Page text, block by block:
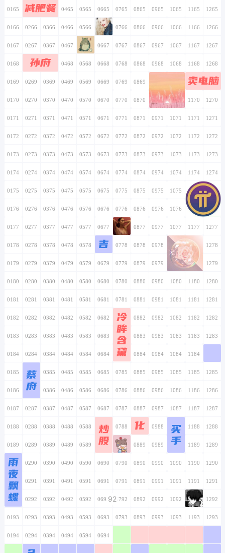
0165 0265
减肥餐
0365 0465 0565 0665 0765 0865 0965 1065 1165 1265
0166 0266 0366 0466 0566 0666 0766 0866 0966 1066 1166 1266
0167 0267 0367 0467 0567 0667 0767 0867 0967 1067 1167 1267
0168 0268
孙府
0368 0468 0568 0668 0768 0868 0968 1068 1168 1268
0169 0269 0369 0469 0569 0669 0769 0869 1169
卖电脑
1269
0170 0270 0370 0470 0570 0670 0770 0870 0970 1070 1170 1270
0171 0271 0371 0471 0571 0671 0771 0871 0971 1071 1171 1271
0172 0272 0372 0472 0572 0672 0772 0872 0972 1072 1172 1272
0173 0273 0373 0473 0573 0673 0773 0873 0973 1073 1173 1273
0174 0274 0374 0474 0574 0674 0774 0874 0974 1074 1174 1274
0175 0275 0375 0475 0575 0675 0775 0875 0975 1075 1175 1275
0176 0276 0376 0476 0576 0676 0776 0876 0976 1076 1176 1276
0177 0277 0377 0477 0577 0677 0777 0877 0977 1077 1177 1277
0178 0278 0378 0478 0578 0678
吉 0778 0878 0978 1078 1178 1278
0179 0279 0379 0479 0579 0679 0779 0879 0979 1079 1179 1279
0180 0280 0380 0480 0580 0680 0780 0880 0980 1080 1180 1280
0181 0281 0381 0481 0581 0681 0781 0881 0981 1081 1181 1281
0182 0282 0382 0482 0582 0682 0782
冷
眸
含
黛
0882 0982 1082 1182 1282
0183 0283 0383 0483 0583 0683 0783 0883 0983 1083 1183 1283
0184 0284 0384 0484 0584 0684 0784 0884 0984 1084 1184
0185 0285
蔡
府
0385 0485 0585 0685 0785 0885 0985 1085 1185 1285
0186 0286 0386 0486 0586 0686 0786 0886 0986 1086 1186 1286
0187 0287 0387 0487 0587 0687 0787 0887 0987 1087 1187 1287
0188 0288 0388 0488 0588 0688
炒
股
0788 0888
化 0988 1088
买
手
1188 1288
0189 0289 0389 0489 0589 0689 0789 0889 0989 1089 1189 1289
0190
雨
夜
飘
蝶
0290 0390 0490 0590 0690 0790 0890 0990 1090 1190 1290
0191 0291 0391 0491 0591 0691 0791 0891 0991 1091 1191 1291
0192 0292 0392 0492 0592 0692920792 0892 0992 1092 1192 1292
0193 0293 0393 0493 0593 0693 0793 0893 0993 1093 1193 1293
0194 0294 0394 0494 0594 0694